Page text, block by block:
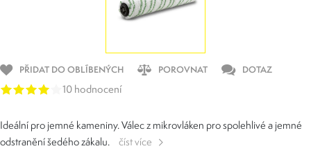
PŘIDAT DO OBLÍBENÝCH POROVNAT DOTAZ
10 hodnocení
Ideální pro jemné kameniny. Válec z mikrovláken pro spolehlivé a jemné
odstranění šedého zákalu.
číst více